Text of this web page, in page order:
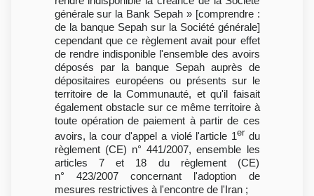
générale sur la Bank Sepah » [comprendre :
de la banque Sepah sur la Société générale]
cependant que ce règlement avait pour effet
de rendre indisponible l'ensemble des avoirs
déposés par la banque Sepah auprès de
dépositaires européens ou présents sur le
territoire de la Communauté, et qu'il faisait
également obstacle sur ce même territoire à
toute opération de paiement à partir de ces
avoirs, la cour d'appel a violé l'article 1er du
règlement (CE) n° 441/2007, ensemble les
articles 7 et 18 du règlement (CE)
n° 423/2007 concernant l'adoption de
mesures restrictives à l'encontre de l'Iran ;